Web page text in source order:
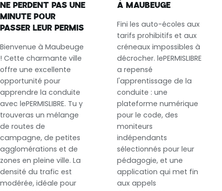
NE PERDENT PAS UNE
MINUTE POUR
PASSER LEUR PERMIS
Bienvenue à Maubeuge
! Cette charmante ville
offre une excellente
opportunité pour
apprendre la conduite
avec lePERMISLIBRE. Tu y
trouveras un mélange
de routes de
campagne, de petites
agglomérations et de
zones en pleine ville. La
densité du trafic est
modérée, idéale pour
À MAUBEUGE
Fini les auto-écoles aux
tarifs prohibitifs et aux
créneaux impossibles à
décrocher. lePERMISLIBRE
a repensé
l'apprentissage de la
conduite : une
plateforme numérique
pour le code, des
moniteurs
indépendants
sélectionnés pour leur
pédagogie, et une
application qui met fin
aux appels